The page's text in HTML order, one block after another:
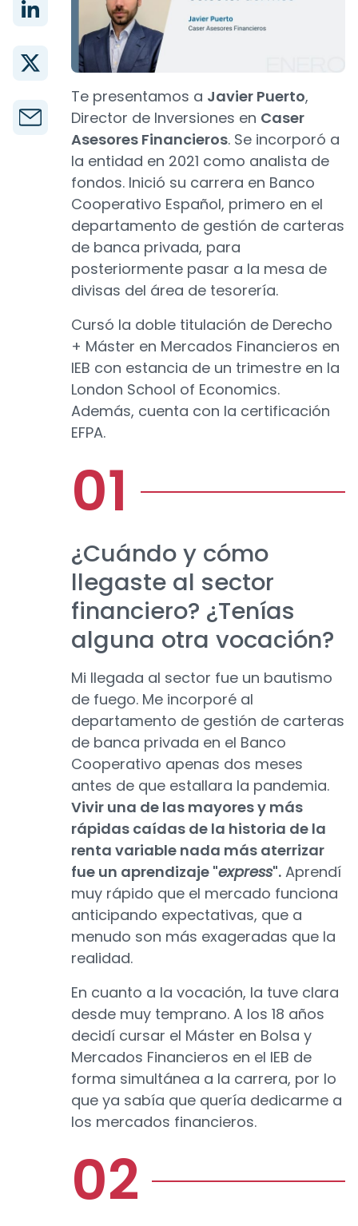
Te presentamos a Javier Puerto,
Director de Inversiones en Caser
Asesores Financieros. Se incorporó a
la entidad en 2021 como analista de
fondos. Inició su carrera en Banco
Cooperativo Español, primero en el
departamento de gestión de carteras
de banca privada, para
posteriormente pasar a la mesa de
divisas del área de tesorería.
Cursó la doble titulación de Derecho
+ Máster en Mercados Financieros en
IEB con estancia de un trimestre en la
London School of Economics.
Además, cuenta con la certificación
EFPA.
¿Cuándo y cómo
llegaste al sector
financiero? ¿Tenías
alguna otra vocación?
Mi llegada al sector fue un bautismo
de fuego. Me incorporé al
departamento de gestión de carteras
de banca privada en el Banco
Cooperativo apenas dos meses
antes de que estallara la pandemia.
Vivir una de las mayores y más
rápidas caídas de la historia de la
renta variable nada más aterrizar
fue un aprendizaje "express". Aprendí
muy rápido que el mercado funciona
anticipando expectativas, que a
menudo son más exageradas que la
realidad.
En cuanto a la vocación, la tuve clara
desde muy temprano. A los 18 años
decidí cursar el Máster en Bolsa y
Mercados Financieros en el IEB de
forma simultánea a la carrera, por lo
que ya sabía que quería dedicarme a
los mercados financieros.